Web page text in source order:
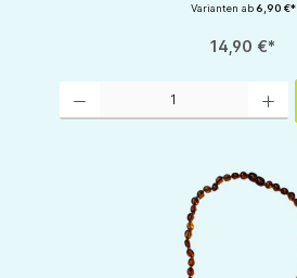
Varianten ab6,90 €*
14,90 €*